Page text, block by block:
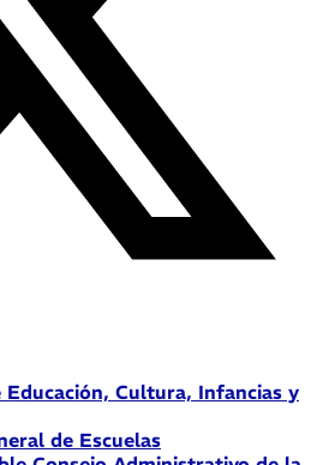
Cultura, Infancias y
de Escuelas